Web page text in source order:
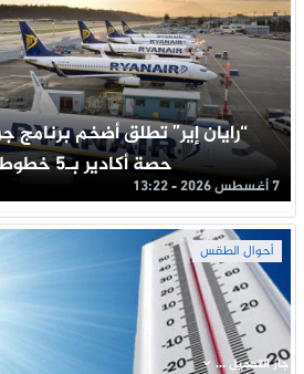
“رايان إير” تطلق أضخم برنامج
حصة أكادير بـ5 خطوط جديدة
7 أغسطس 2026 - 13:22
أحوال الطقس
جار التحميل ...